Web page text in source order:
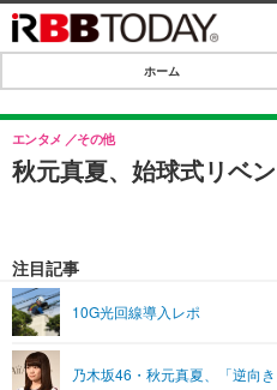
IT・デジタル
SPEED TEST
ライフ
リリース一覧
ホーム
秋元真夏、始球式リベ
エンタメ その他
注目記事
10G光回線導入レポ
乃木坂46・秋元真夏、「逆向